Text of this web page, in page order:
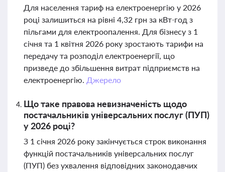
Для населення тариф на електроенергію у 2026
році залишиться на рівні 4,32 грн за кВт·год з
пільгами для електроопалення. Для бізнесу з 1
січня та 1 квітня 2026 року зростають тарифи на
передачу та розподіл електроенергії, що
призведе до збільшення витрат підприємств на
електроенергію. Джерело
Що таке правова невизначеність щодо
постачальників універсальних послуг (ПУП)
у 2026 році?
З 1 січня 2026 року закінчується строк виконання
функцій постачальників універсальних послуг
(ПУП) без ухвалення відповідних законодавчих